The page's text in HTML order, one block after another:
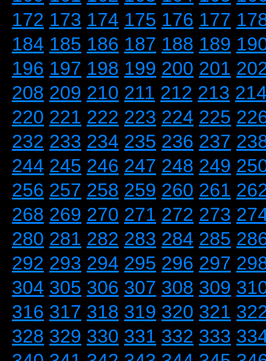
172 173 174 175 176 177
184 185 186 187 188 189
196 197 198 199 200 201
208 209 210 211 212 213
220 221 222 223 224 225
232 233 234 235 236 237
244 245 246 247 248 249
256 257 258 259 260 261
268 269 270 271 272 273
280 281 282 283 284 285
292 293 294 295 296 297
304 305 306 307 308 309
316 317 318 319 320 321
328 329 330 331 332 333